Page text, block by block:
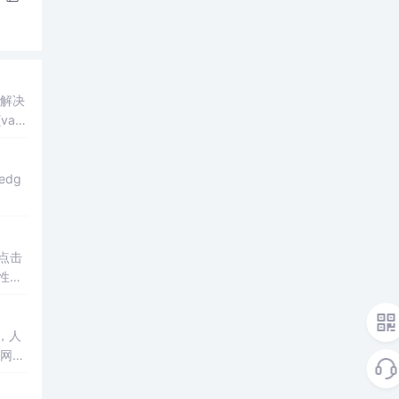
决
f
击
、t
人
页